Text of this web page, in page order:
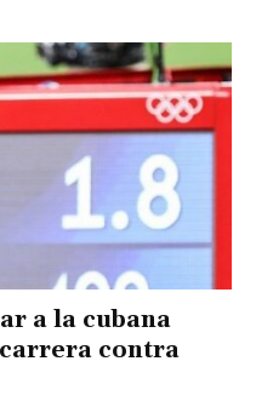
a la cubana
carrera contra